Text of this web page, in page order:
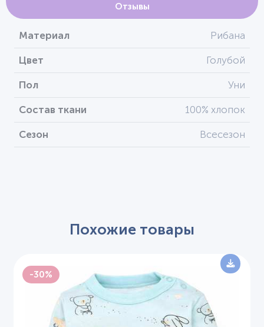
Отзывы
Материал Рибана
Цвет Голубой
Пол Уни
Состав ткани 100% хлопок
Сезон Всесезон
Похожие товары
-30%